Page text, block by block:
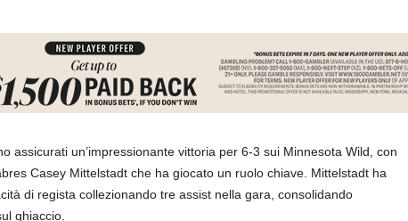
assicurati un’impressionante vittoria per 6-3 sui Minnesota Wild, con
Casey Mittelstadt che ha giocato un ruolo chiave. Mittelstadt ha
di regista collezionando tre assist nella gara, consolidando
ghiaccio.